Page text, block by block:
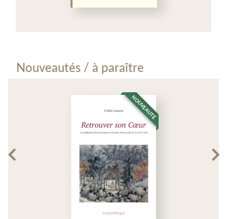
Nouveautés / à paraître
NOUVEAUTÉ